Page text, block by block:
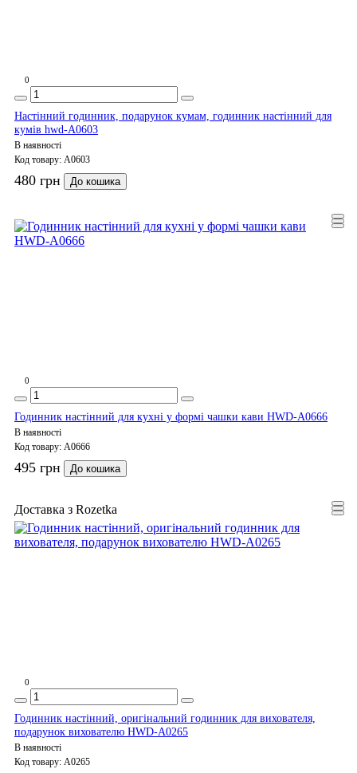
0
Настінний годинник, подарунок кумам, годинник настінний для
кумів hwd-A0603
В наявності
Код товару: A0603
480 грн До кошика
0
Годинник настінний для кухні у формі чашки кави HWD-A0666
В наявності
Код товару: A0666
495 грн До кошика
Доставка з Rozetka
0
Годинник настінний, оригінальний годинник для вихователя,
подарунок вихователю HWD-A0265
В наявності
Код товару: A0265